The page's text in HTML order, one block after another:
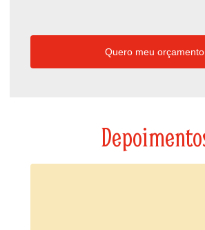
Quero meu orçamento